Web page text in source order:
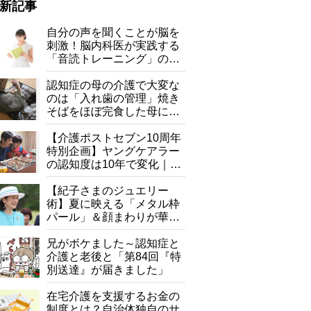
記事
自分の声を聞くことが脳を
刺激！脳内科医が実践する
「音読トレーニング」の極
意
認知症の母の介護で大変な
のは「入れ歯の管理」焼き
そばをほぼ完食した母に息
子が血の気が引いた理由
【介護ポストセブン10周年
特別企画】ヤングケアラー
の認知度は10年で変化｜流
行語大賞にノミネート、法
律にも明記されたが果たし
て現在は？
【紀子さまのジュエリー
術】夏に映える「メタル枠
パール」＆顔まわりが華や
ぐ「揺れる一粒」の使い分
け方
兄がボケました～認知症と
介護と老後と「第84回『特
別送達』が届きました」
在宅介護を支援するお金の